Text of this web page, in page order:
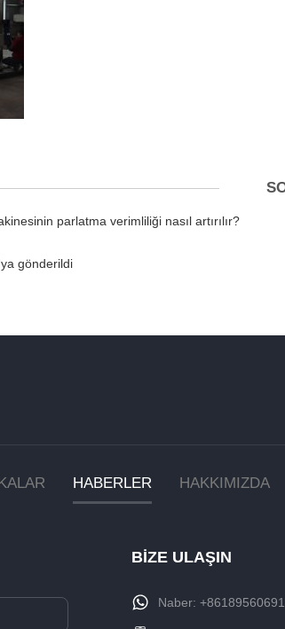
parlatma verimliliği nasıl artırılır?
gönderildi
HABERLER HAKKIMIZDA
BİZE ULAŞIN
Naber: